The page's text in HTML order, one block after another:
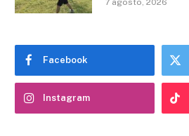
7 agosto, 2026
Facebook
Instagram